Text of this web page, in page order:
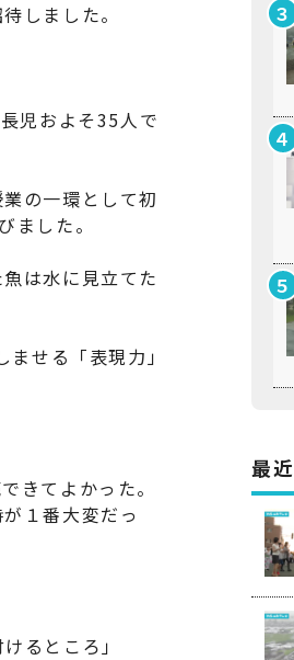
しました。
児およそ35人で
の一環として初
ました。
は水に見立てた
せる「表現力」
きてよかった。
１番大変だっ
るところ」
最